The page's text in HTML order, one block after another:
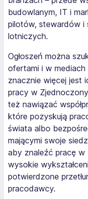
budowlanym, IT i
pilotów, stewardów i
lotniczych.
Ogłoszeń można
ofertami i w mediach
znacznie więcej jest
pracy w
też nawiązać
które pozyskują
świata albo
mającymi swoje
aby znaleźć pracę w
wysokie
potwierdzone
pracodawcy.